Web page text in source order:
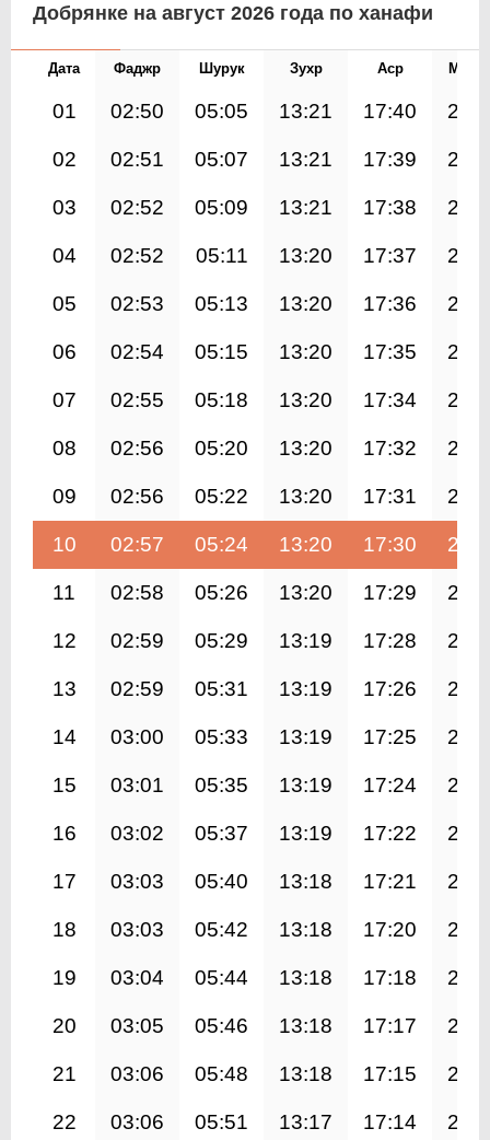
Добрянке на август 2026 года по ханафи
Дата Фаджр Шурук Зухр Аср
01 02:50 05:05 13:21 17:40
02 02:51 05:07 13:21 17:39
03 02:52 05:09 13:21 17:38
04 02:52 05:11 13:20 17:37
05 02:53 05:13 13:20 17:36
06 02:54 05:15 13:20 17:35
07 02:55 05:18 13:20 17:34
08 02:56 05:20 13:20 17:32
09 02:56 05:22 13:20 17:31
10 02:57 05:24 13:20 17:30
11 02:58 05:26 13:20 17:29
12 02:59 05:29 13:19 17:28
13 02:59 05:31 13:19 17:26
14 03:00 05:33 13:19 17:25
15 03:01 05:35 13:19 17:24
16 03:02 05:37 13:19 17:22
17 03:03 05:40 13:18 17:21
18 03:03 05:42 13:18 17:20
19 03:04 05:44 13:18 17:18
20 03:05 05:46 13:18 17:17
21 03:06 05:48 13:18 17:15
22 03:06 05:51 13:17 17:14